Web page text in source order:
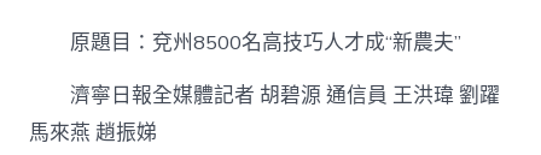
兗
州
8500
名
原題目：兗州8500名高技巧人才成“新農夫”
濟寧日報全媒體記者 胡碧源 通信員 王洪瑋 劉躍
馬來燕 趙振娣